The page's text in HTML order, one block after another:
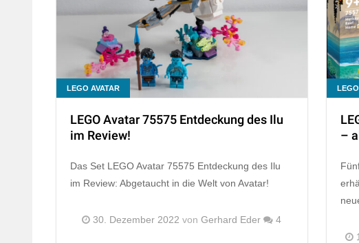
LEGO AVATAR
LEGO Avatar 75575 Entdeckung des Ilu
im Review!
Das Set LEGO Avatar 75575 Entdeckung des Ilu
im Review: Abgetaucht in die Welt von Avatar!
30. Dezember 2022 vonGerhard Eder 4
–